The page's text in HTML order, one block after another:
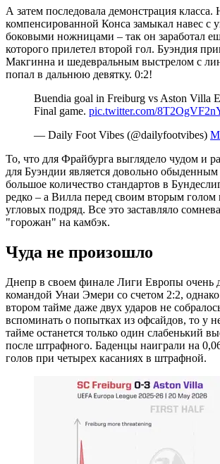
А затем последовала демонстрация класса.
компенсированной Конса замыкал навес с
боковыми ножницами – так он заработал
которого прилетел второй гол. Буэндия
Макгинна и шедевральным выстрелом с
попал в дальнюю девятку. 0:2!
Buendia goal in Freiburg vs Aston Villa
Final game. pic.twitter.com/
— Daily Foot Vibes (@dailyfootvibes)
То, что для Фрайбурга выглядело чудом и
для Буэндии является довольно
большое количество стандартов в
редко – а Вилла перед своим вторым голом
угловых подряд. Все это заставляло
"горожан" на камбэк.
Чуда не произошло
Днепр в своем финале Лиги Европы очень
командой Унаи Эмери со счетом 2:2,
втором тайме даже двух ударов не
вспоминать о попытках из офсайдов, то у
тайме останется только один слабенький
после штрафного. Баденцы наиграли на
голов при четырех касаниях в штрафной.